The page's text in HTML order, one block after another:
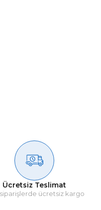
Ücretsiz Teslimat
ücretsiz kargo